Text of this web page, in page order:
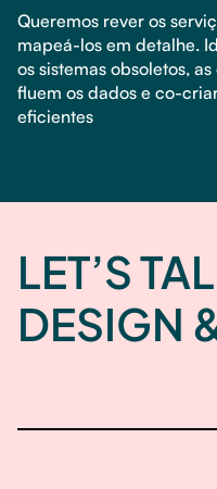
Queremos rever os
mapeá-los em detalhe.
os sistemas obsoletos,
fluem os dados e co-
eficientes
LET’S
DESIGN